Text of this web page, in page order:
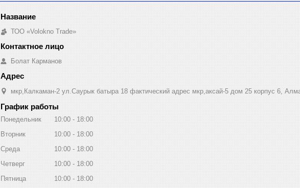
ТОО «Volokno Trade»
Болат Карманов
мкр,Калкаман-2 ул.Саурык батыра 18 фактический адрес мкр,аксай-5 дом 25 корпус 6,
График работы
Понедельник 10:00
18:00
Вторник
10:00
18:00
Среда
10:00
18:00
Четверг
10:00
18:00
Пятница
10:00 18:00